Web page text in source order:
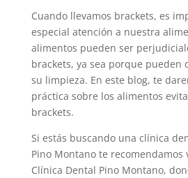
Cuando llevamos brackets, es
especial atención a nuestra
alimentos pueden ser
brackets, ya sea porque pueden
su limpieza. En este blog, te
práctica sobre los alimentos
brackets.
Si estás buscando una clínica
Pino Montano te recomendamos
Clínica Dental Pino Montano,